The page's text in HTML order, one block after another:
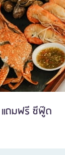
แถมฟรี ซีฟู๊ด